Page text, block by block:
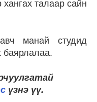
талаар сайн
манай студид
баярлалаа.
үзнэ үү.